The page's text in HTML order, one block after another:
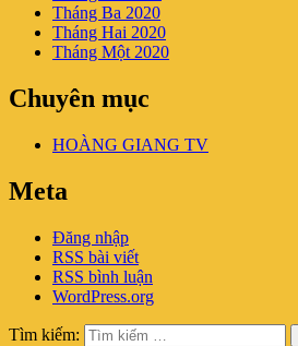
Tháng Ba 2020
Tháng Hai 2020
Tháng Một 2020
Chuyên mục
HOÀNG GIANG TV
Meta
Đăng nhập
RSS bài viết
RSS bình luận
WordPress.org
Tìm kiếm: